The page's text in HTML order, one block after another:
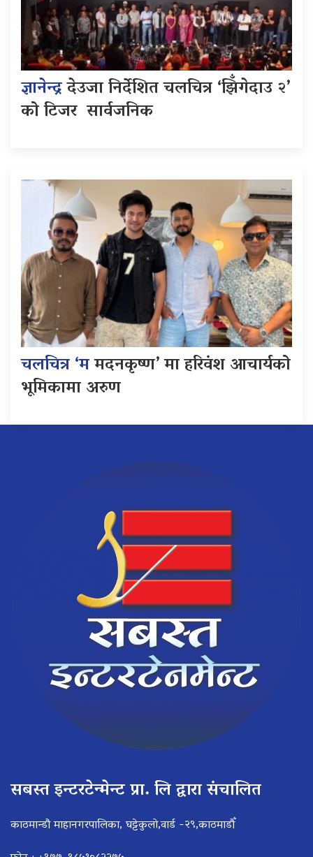
ज्ञानेन्द्रदेउजा निर्देशित चलचित्र ‘झिँगेदाउ २’
को टिजर सार्वजनिक
चलचित्र ‘ममदनकृष्ण’ मा हरिवंश आचार्यको
भूमिकामा अरुण
सबस्त इन्टरटेन्मेन्ट प्रा. लि द्वारा संचालित
काठमान्डौ माहानगरपालिका, घट्टेकुलो,वार्ड -२९,काठमाडौँ